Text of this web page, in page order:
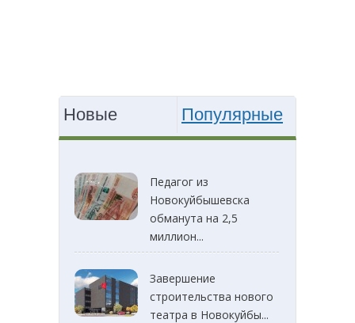
Новые Популярные
Педагог из
Новокуйбышевска
обманута на 2,5
миллион...
Завершение
строительства нового
театра в Новокуйбы...